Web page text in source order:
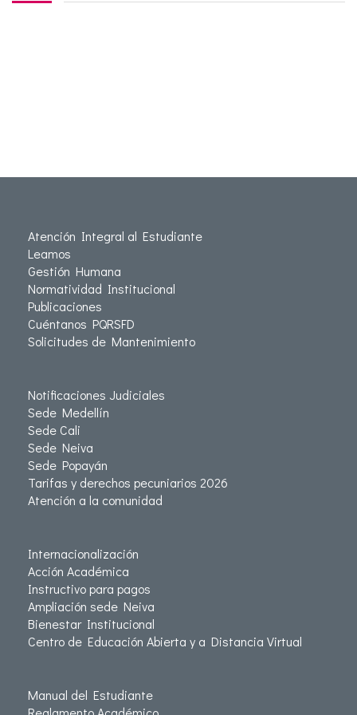
Atención Integral al Estudiante
Leamos
Gestión Humana
Normatividad Institucional
Publicaciones
Cuéntanos PQRSFD
Solicitudes de Mantenimiento
Notificaciones Judiciales
Sede Medellín
Sede Cali
Sede Neiva
Sede Popayán
Tarifas y derechos pecuniarios 2026
Atención a la comunidad
Internacionalización
Acción Académica
Instructivo para pagos
Ampliación sede Neiva
Bienestar Institucional
Centro de Educación Abierta y a Distancia Virtual
Manual del Estudiante